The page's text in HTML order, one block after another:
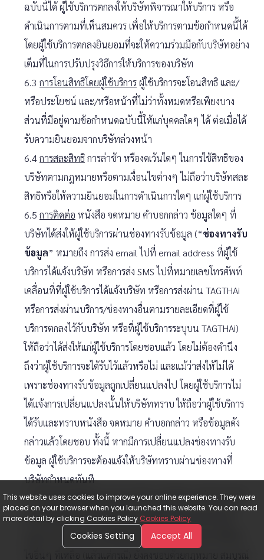
ฉบับนี้ได้ ผู้ใช้บริการตกลงให้บริษัทพิจารณาให้บริการ หรือ
ดำเนินการตามที่เห็นสมควร เพื่อให้บริการตามข้อกำหนดนี้ได้
โดยผู้ใช้บริการตกลงยินยอมที่จะให้ความร่วมมือกับบริษัทอย่าง
เต็มที่ในการปรับปรุงวิธีการให้บริการของบริษัท
6.3 การโอนสิทธิโดยผู้ใช้บริการผู้ใช้บริการจะโอนสิทธิ และ/
หรือประโยชน์ และ/หรือหน้าที่ไม่ว่าทั้งหมดหรือเพียงบาง
ส่วนที่มีอยู่ตามข้อกำหนดฉบับนี้ให้แก่บุคคลใดๆ ได้ ต่อเมื่อได้
รับความยินยอมจากบริษัทล่วงหน้า
6.4การสละสิทธิการล่าช้า หรืองดเว้นใดๆ ในการใช้สิทธิของ
บริษัทตามกฎหมายหรือตามเงื่อนไขต่างๆ ไม่ถือว่าบริษัทสละ
สิทธิหรือให้ความยินยอมในการดำเนินการใดๆ แก่ผู้ใช้บริการ
6.5 การติดต่อ หนังสือ จดหมาย คำบอกกล่าว ข้อมูลใดๆ ที่
บริษัทได้ส่งให้ผู้ใช้บริการผ่านช่องทางรับข้อมูล (“ช่องทางรับ
ข้อมูล” หมายถึง การส่ง email ไปที่ email address ที่ผู้ใช้
บริการได้แจ้งบริษัท หรือการส่ง SMS ไปที่หมายเลขโทรศัพท์
เคลื่อนที่ที่ผู้ใช้บริการได้แจ้งบริษัท หรือการส่งผ่าน TAGTHAi
หรือการส่งผ่านบริการ/ช่องทางอื่นตามรายละเอียดที่ผู้ใช้
บริการตกลงไว้กับบริษัท หรือที่ผู้ใช้บริการระบุบน TAGTHAi)
ให้ถือว่าได้ส่งให้แก่ผู้ใช้บริการโดยชอบแล้ว โดยไม่ต้องคำนึง
ถึงว่าผู้ใช้บริการจะได้รับไว้แล้วหรือไม่ และแม้ว่าส่งให้ไม่ได้
เพราะช่องทางรับข้อมูลถูกเปลี่ยนแปลงไป โดยผู้ใช้บริการไม่
ได้แจ้งการเปลี่ยนแปลงนั้นให้บริษัททราบ ให้ถือว่าผู้ใช้บริการ
ได้รับและทราบหนังสือ จดหมาย คำบอกกล่าว หรือข้อมูลดัง
กล่าวแล้วโดยชอบ ทั้งนี้ หากมีการเปลี่ยนแปลงช่องทางรับ
ข้อมูล ผู้ใช้บริการจะต้องแจ้งให้บริษัททราบผ่านช่องทางที่
บริษัทกำหนดทันที
6.6ข้อกำหนดโมฆะบางส่วนถ้าในเวลาใดก็ตาม เงื่อนไขหนึ่ง
เงื่อนไขใดในข้อกำหนดฉบับนี้ กลายเป็นโมฆะ ไม่ชอบด้วย
กฎหมาย ไม่สมบูรณ์ หรือใช้บังคับมิได้ในประการใดๆ ให้เงื่อน
This website uses cookies to improve your online experience. They were
placed on your browser when you launched this website. You can read
more detail by clicking Cookies Policy Cookies Policy
Cookies Setting Accept All